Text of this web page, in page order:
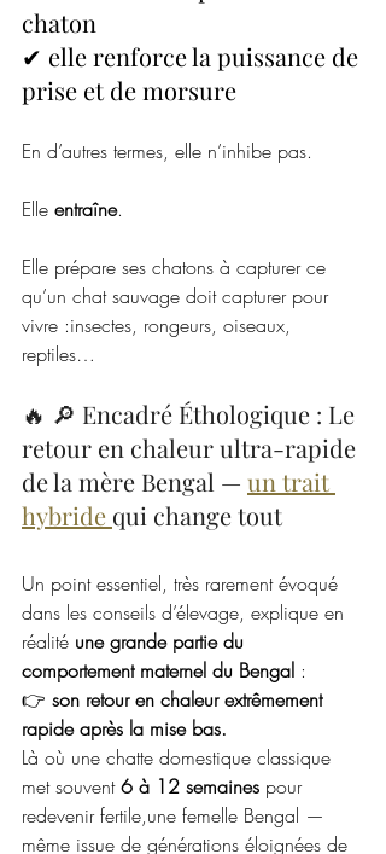
chaton
✔ elle renforce la puissance de
prise et de morsure
En d’autres termes, elle n’inhibe pas.
Elle entraîne.
Elle prépare ses chatons à capturer ce
qu’un chat sauvage doit capturer pour
vivre :insectes, rongeurs, oiseaux,
reptiles…
🔥 🔎 Encadré Éthologique : Le
retour en chaleur ultra-rapide
de la mère Bengal — un trait
hybride qui change tout
Un point essentiel, très rarement évoqué
dans les conseils d’élevage, explique en
réalité une grande partie du
comportement maternel du Bengal :
👉 son retour en chaleur extrêmement
rapide après la mise bas.
Là où une chatte domestique classique
met souvent 6 à 12 semaines pour
redevenir fertile,une femelle Bengal —
même issue de générations éloignées de